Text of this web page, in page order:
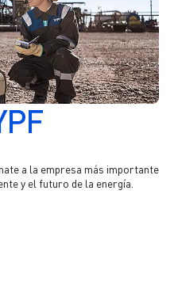
a la empresa más importante
y el futuro de la energía.